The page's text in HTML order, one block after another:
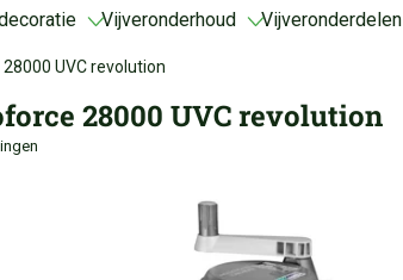
Vijveronderhoud Vijveronderdelen
UVC revolution
28000 UVC revolution